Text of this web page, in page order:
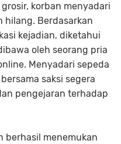
korban menyadari
hilang. Berdasarkan
kejadian, diketahui
oleh seorang pria
Menyadari sepeda
saksi segera
pengejaran terhadap
berhasil menemukan